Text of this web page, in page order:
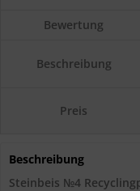
Bewertung
Beschreibung
Preis
Beschreibung
Steinbeis №4